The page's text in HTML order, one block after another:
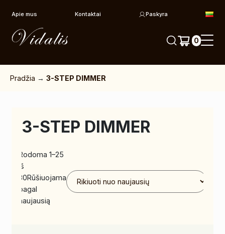
Apie mus Kontaktai Paskyra
0
Pradžia →3-STEP DIMMER
3-STEP DIMMER
Rodoma 1–25
iš
30Rūšiuojama
pagal
naujausią